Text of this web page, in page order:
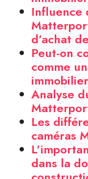
Influence
d’achat
Peut-on
comme
Analyse
Les
caméras
dans la